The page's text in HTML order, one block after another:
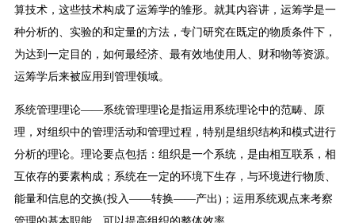
算技术，这些技术构成了运筹学的雏形。就其内容讲，运筹学是一
种分析的、实验的和定量的方法，专门研究在既定的物质条件下，
为达到一定目的，如何最经济、最有效地使用人、财和物等资源。
运筹学后来被应用到管理领域。
系统管理理论——系统管理理论是指运用系统理论中的范畴、原
理，对组织中的管理活动和管理过程，特别是组织结构和模式进行
分析的理论。理论要点包括：组织是一个系统，是由相互联系，相
互依存的要素构成；系统在一定的环境下生存，与环境进行物质、
能量和信息的交换(投入——转换——产出)；运用系统观点来考察